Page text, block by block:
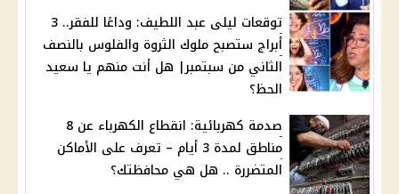
توقعات ليلى عبد اللطيف: وداعًا للفقر.. 3
أبراج ستصبح ملوك الثروة والفلوس بالنصف
الثاني من سبتمبر| هل أنت منهم يا سعيد
الحظ؟
صدمة كهربائية: انقطاع الكهرباء عن 8
مناطق لمدة 3 أيام – تعرف على الأماكن
المتضررة .. هل هي محافظتك؟